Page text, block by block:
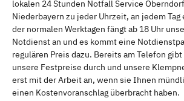
lokalen 24 Stunden Notfall Service
Niederbayern zu jeder Uhrzeit, an jedem Tag
der normalen Werktagen fängt ab 18 Uhr
Notdienst an und es kommt eine
regulären Preis dazu. Bereits am Telefon
unsere Festpreise durch und unsere
erst mit der Arbeit an, wenn sie Ihnen
einen Kostenvoranschlag überbracht haben.